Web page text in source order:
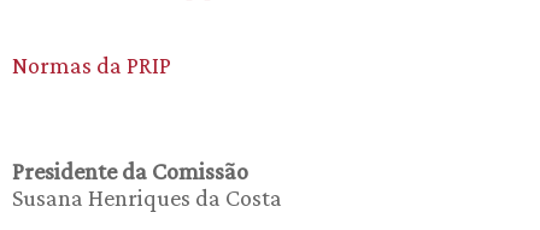
Normas da PRIP
Presidente da Comissão
Susana Henriques da Costa